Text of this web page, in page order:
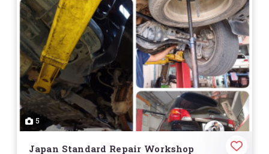
5
Japan Standard Repair Workshop